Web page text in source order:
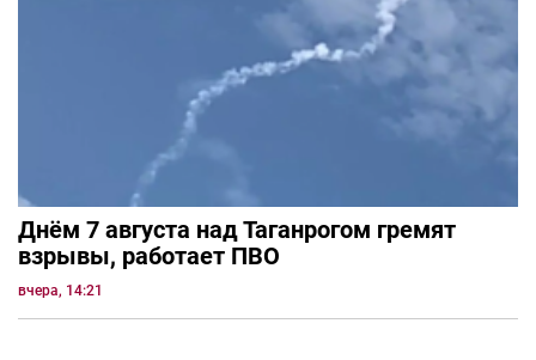
Днём 7 августа над Таганрогом гремят
взрывы, работает ПВО
вчера, 14:21